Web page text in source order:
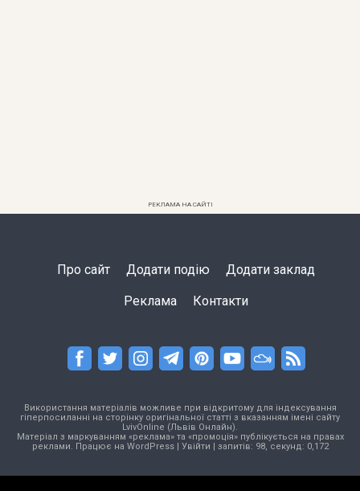
РЕКЛАМА НА САЙТІ
Про сайт Додати подію Додати заклад
Реклама Контакти
Використання матеріалів можливе при відкритому для індексування
гіперпосиланні на сторінку оригінальної статті з вказанням імені сайту
LvivOnline (Львів Онлайн).
Матеріал з маркуванням «реклама» та «промоція» публікується на правах
реклами. Працює на WordPress| Увійти | запитів: 98, секунд: 0,172